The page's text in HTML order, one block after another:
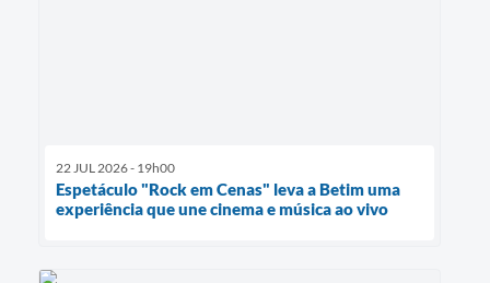
22 JUL 2026 - 19h00
Espetáculo "Rock em Cenas" leva a Betim uma
experiência que une cinema e música ao vivo